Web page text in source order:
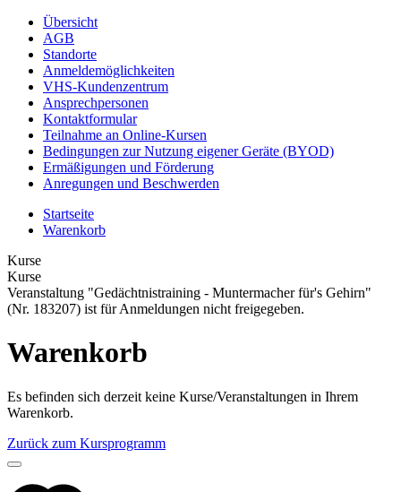
Übersicht
AGB
Standorte
Anmeldemöglichkeiten
VHS-Kundenzentrum
Ansprechpersonen
Kontaktformular
Teilnahme an Online-Kursen
Bedingungen zur Nutzung eigener Geräte (BYOD)
Ermäßigungen und Förderung
Anregungen und Beschwerden
Startseite
Warenkorb
Kurse
Kurse
Veranstaltung "Gedächtnistraining - Muntermacher für's Gehirn"
(Nr. 183207) ist für Anmeldungen nicht freigegeben.
Warenkorb
Es befinden sich derzeit keine Kurse/Veranstaltungen in Ihrem
Warenkorb.
Zurück zum Kursprogramm